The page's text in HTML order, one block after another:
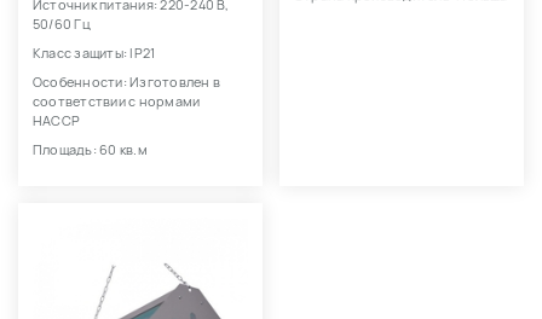
Источник питания: 220-240 В,
50/60 Гц
Класс защиты: IP21
Особенности: Изготовлен в
соответствии с нормами
HACCP
Площадь: 60 кв.м